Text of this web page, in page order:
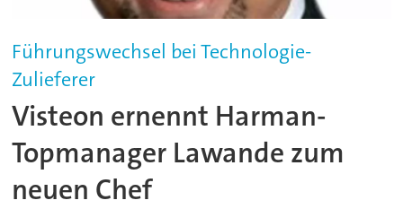
Führungswechsel bei Technologie-
Zulieferer
Visteon ernennt Harman-
Topmanager Lawande zum
neuen Chef